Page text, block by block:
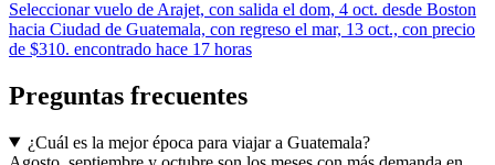
Seleccionar vuelo de Arajet, con salida el dom, 4 oct. desde Boston
hacia Ciudad de Guatemala, con regreso el mar, 13 oct., con precio
de $310. encontrado hace 17 horas
Preguntas frecuentes
¿Cuál es la mejor época para viajar a Guatemala?